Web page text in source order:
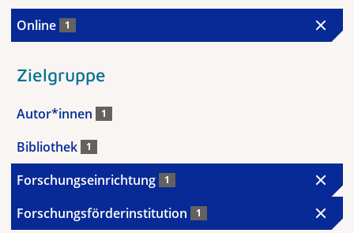
Online 1
Zielgruppe
Autor*innen 1
Bibliothek 1
Forschungseinrichtung 1
Forschungsförderinstitution 1